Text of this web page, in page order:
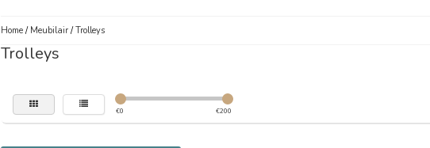
Home/ Meubilair/Trolleys
Trolleys
€0 €200